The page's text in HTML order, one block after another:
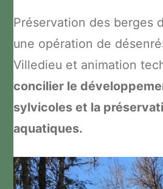
Préservation des berges
une opération de
Villedieu et animation
concilier le
sylvicoles et la
aquatiques.